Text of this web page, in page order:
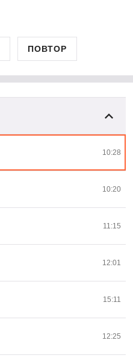
ПОВТОР
10:28
10:20
11:15
12:01
15:11
12:25